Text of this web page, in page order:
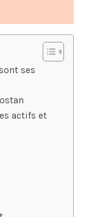
ses
actifs et